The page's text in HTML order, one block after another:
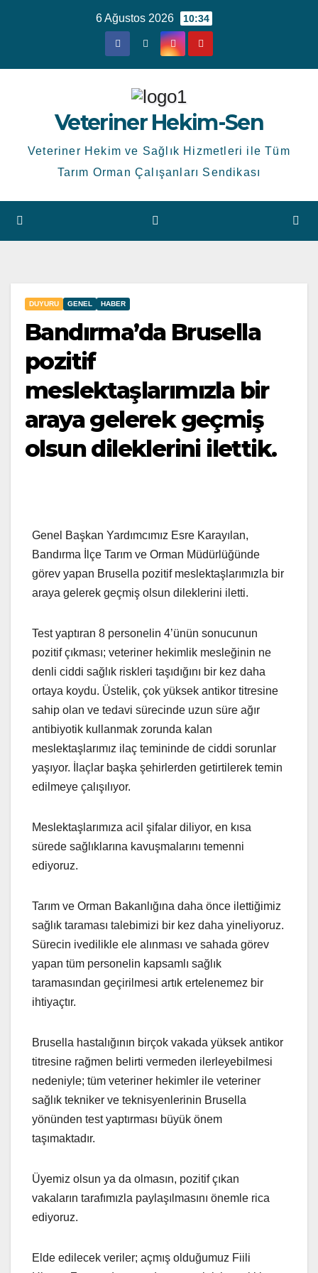
6 Ağustos 2026 10:34
Veteriner Hekim-Sen
Veteriner Hekim ve Sağlık Hizmetleri ile Tüm
Tarım Orman Çalışanları Sendikası
DUYURU GENEL HABER
Bandırma’da Brusella
pozitif
meslektaşlarımızla bir
araya gelerek geçmiş
olsun dileklerini ilettik.
Genel Başkan Yardımcımız Esre Karayılan,
Bandırma İlçe Tarım ve Orman Müdürlüğünde
görev yapan Brusella pozitif meslektaşlarımızla bir
araya gelerek geçmiş olsun dileklerini iletti.
Test yaptıran 8 personelin 4’ünün sonucunun
pozitif çıkması; veteriner hekimlik mesleğinin ne
denli ciddi sağlık riskleri taşıdığını bir kez daha
ortaya koydu. Üstelik, çok yüksek antikor titresine
sahip olan ve tedavi sürecinde uzun süre ağır
antibiyotik kullanmak zorunda kalan
meslektaşlarımız ilaç temininde de ciddi sorunlar
yaşıyor. İlaçlar başka şehirlerden getirtilerek temin
edilmeye çalışılıyor.
Meslektaşlarımıza acil şifalar diliyor, en kısa
sürede sağlıklarına kavuşmalarını temenni
ediyoruz.
Tarım ve Orman Bakanlığına daha önce ilettiğimiz
sağlık taraması talebimizi bir kez daha yineliyoruz.
Sürecin ivedilikle ele alınması ve sahada görev
yapan tüm personelin kapsamlı sağlık
taramasından geçirilmesi artık ertelenemez bir
ihtiyaçtır.
Brusella hastalığının birçok vakada yüksek antikor
titresine rağmen belirti vermeden ilerleyebilmesi
nedeniyle; tüm veteriner hekimler ile veteriner
sağlık tekniker ve teknisyenlerinin Brusella
yönünden test yaptırması büyük önem
taşımaktadır.
Üyemiz olsun ya da olmasın, pozitif çıkan
vakaların tarafımızla paylaşılmasını önemle rica
ediyoruz.
Elde edilecek veriler; açmış olduğumuz Fiili